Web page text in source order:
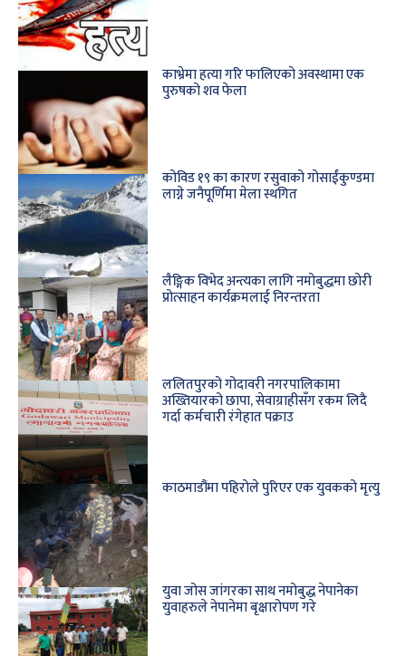
काभ्रेमा हत्या गरि फालिएको अवस्थामा एक
पुरुषको शव फेला
कोविड १९ का कारण रसुवाको गोसाईंकुण्डमा
लाग्ने जनैपूर्णिमा मेला स्थगित
लैङ्गिक विभेद अन्त्यका लागि नमोबुद्धमा छोरी
प्रोत्साहन कार्यक्रमलाई निरन्तरता
ललितपुरको गोदावरी नगरपालिकामा
अख्तियारको छापा, सेवाग्राहीसँग रकम लिदै
गर्दा कर्मचारी रंगेहात पक्राउ
काठमाडौंमा पहिरोले पुरिएर एक युवकको मृत्यु
युवा जोस जांगरका साथ नमोबुद्ध नेपानेका
युवाहरुले नेपानेमा बृक्षारोपण गरे